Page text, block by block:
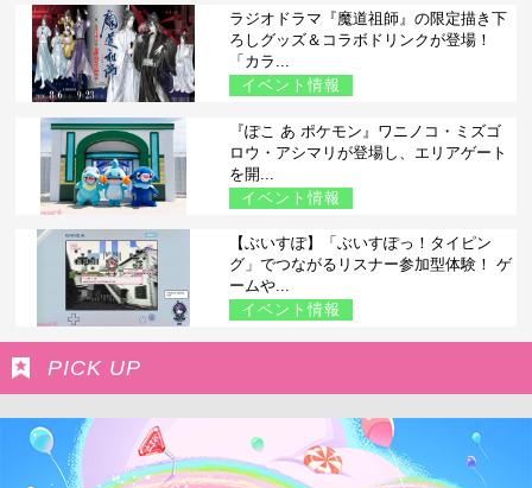
ラジオドラマ『魔道祖師』の限定描き下
ろしグッズ＆コラボドリンクが登場！
「カラ...
イベント情報
『ぽこ あ ポケモン』ワニノコ・ミズゴ
ロウ・アシマリが登場し、エリアゲート
を開...
イベント情報
【ぶいすぽ】「ぶいすぽっ！タイピン
グ」でつながるリスナー参加型体験！ ゲ
ームや...
イベント情報
PICK UP